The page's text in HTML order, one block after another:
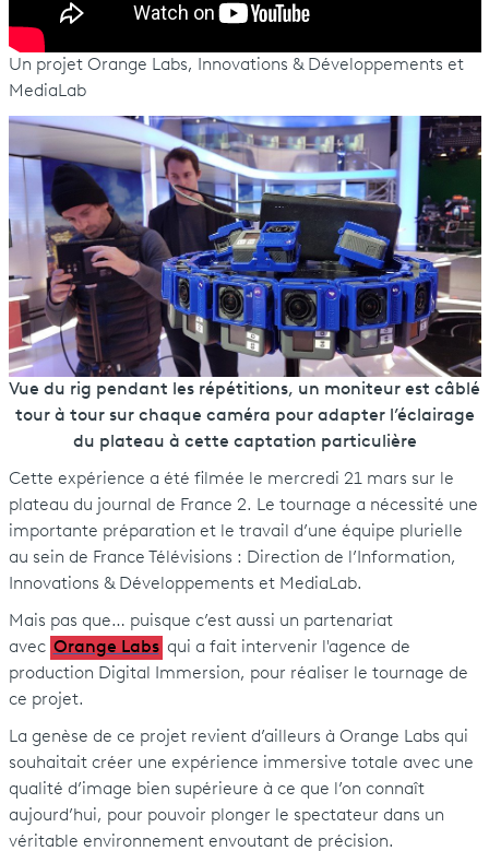
Un projet Orange Labs, Innovations & Développements et
MediaLab
Vue du rig pendant les répétitions, un moniteur est câblé
tour à tour sur chaque caméra pour adapter l’éclairage
du plateau à cette captation particulière
Cette expérience a été filmée le mercredi 21 mars sur le
plateau du journal de France 2. Le tournage a nécessité une
importante préparation et le travail d’une équipe plurielle
au sein de France Télévisions : Direction de l’Information,
Innovations & Développements et MediaLab.
Mais pas que… puisque c’est aussi un partenariat
avec Orange Labs qui a fait intervenir l'agence de
production Digital Immersion, pour réaliser le tournage de
ce projet.
La genèse de ce projet revient d’ailleurs à Orange Labs qui
souhaitait créer une expérience immersive totale avec une
qualité d’image bien supérieure à ce que l’on connaît
aujourd’hui, pour pouvoir plonger le spectateur dans un
véritable environnement envoutant de précision.